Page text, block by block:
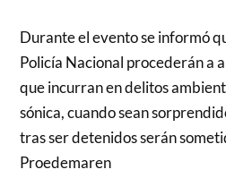
Durante el evento se informó
Policía Nacional procederán a
que incurran en delitos
sónica, cuando sean
tras ser detenidos serán
Proedemaren